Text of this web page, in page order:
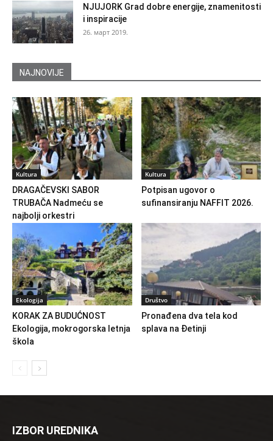
NJUJORK Grad dobre energije, znamenitosti
i inspiracije
26. март 2019.
NAJNOVIJE
Kultura
DRAGAČEVSKI SABOR
TRUBAČA Nadmeću se
najbolji orkestri
Kultura
Potpisan ugovor o
sufinansiranju NAFFIT 2026.
Ekologija
KORAK ZA BUDUĆNOST
Ekologija, mokrogorska letnja
škola
Društvo
Pronađena dva tela kod
splava na Đetinji
IZBOR UREDNIKA